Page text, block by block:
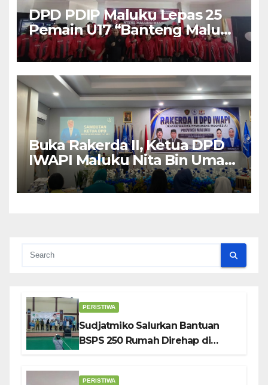
DPD PDIP Maluku Lepas 25
Pemain U17 “Banteng Maluku
Raya” ke Sokerano Cup di
Jawa Timur
Buka Rakerda II, Ketua DPD
IWAPI Maluku Nita Bin Umar:
Perempuan Pengusaha Pilar
Penggerak UMKM
PERISTIWA
Sudjatmiko Salurkan Bantuan
BSPS 250 Rumah Direhap di
PERISTIWA